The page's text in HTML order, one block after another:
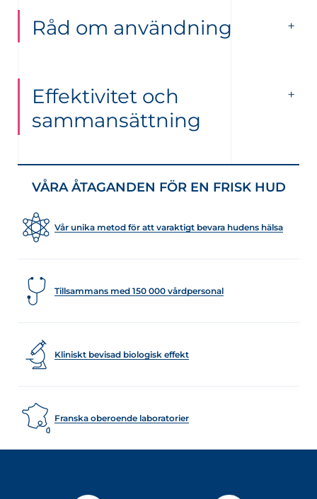
Råd om användning
Effektivitet och
sammansättning
VÅRA ÅTAGANDEN FÖR EN FRISK HUD
Vår unika metod för att varaktigt bevara hudens hälsa
Tillsammans med 150 000 vårdpersonal
Kliniskt bevisad biologisk effekt
Franska oberoende laboratorier